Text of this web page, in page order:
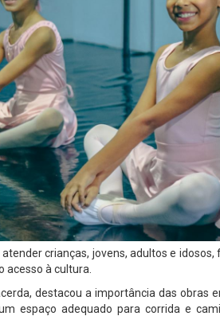
crianças, jovens, adultos e
à cultura.
destacou a importância das obras
espaço adequado para corrida e